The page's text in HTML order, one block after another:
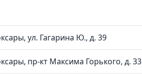
ул. Гагарина Ю., д. 39
пр-кт Максима Горького, д. 33